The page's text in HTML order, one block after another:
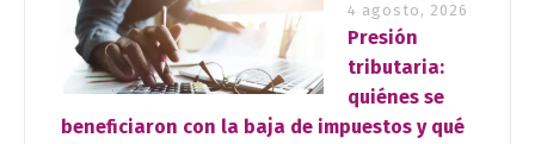
4 agosto, 2026
Presión
tributaria:
quiénes se
beneficiaron con la baja de impuestos y qué